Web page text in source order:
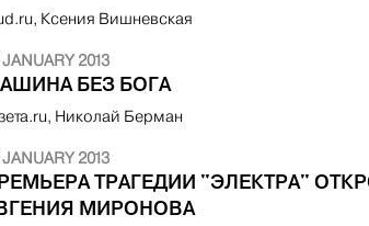
Ксения Вишневская
JANUARY 2013
БЕЗ БОГА
Николай Берман
JANUARY 2013
ТРАГЕДИИ "ЭЛЕКТРА"
МИРОНОВА